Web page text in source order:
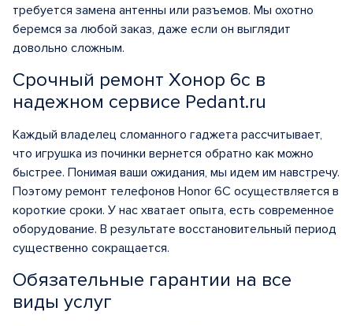
требуется замена антенны или разъемов. Мы охотно
беремся за любой заказ, даже если он выглядит
довольно сложным.
Срочный ремонт Хонор 6с в
надежном сервисе Pedant.ru
Каждый владелец сломанного гаджета рассчитывает,
что игрушка из починки вернется обратно как можно
быстрее. Понимая ваши ожидания, мы идем им навстречу.
Поэтому ремонт телефонов Honor 6C осуществляется в
короткие сроки. У нас хватает опыта, есть современное
оборудование. В результате восстановительный период
существенно сокращается.
Обязательные гарантии на все
виды услуг